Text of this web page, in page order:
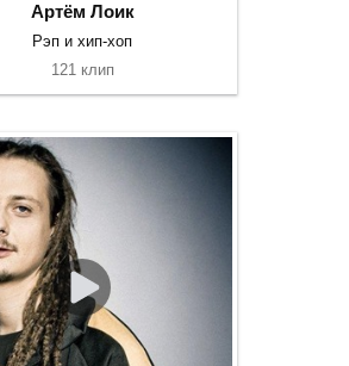
Артём Лоик
Рэп и хип-хоп
121 клип